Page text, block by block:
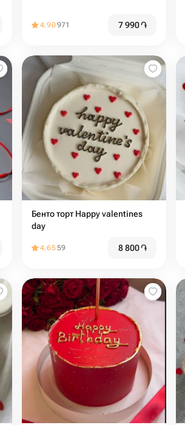
4.90971 7 990֏
Бенто торт Happy valentines
day
4.6559 8 800֏